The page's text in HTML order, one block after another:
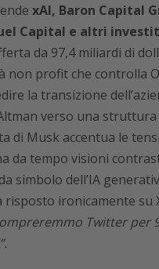
xAI, Baron Capital
Capital e altri
da 97,4 miliardi di
non profit che controlla
la transizione
verso una struttura
di Musk accentua le
da tempo visioni
simbolo dell’IA
risposto ironicamente su
Twitter per